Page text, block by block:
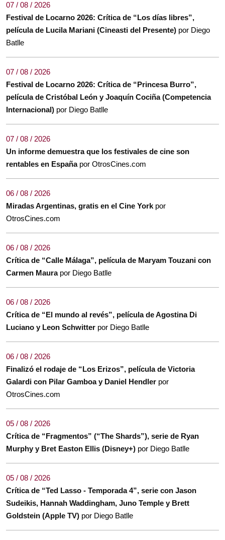
07 / 08 / 2026
Festival de Locarno 2026: Crítica de “Los días libres”,
película de Lucila Mariani (Cineasti del Presente) por Diego
Batlle
07 / 08 / 2026
Festival de Locarno 2026: Crítica de “Princesa Burro”,
película de Cristóbal León y Joaquín Cociña (Competencia
Internacional) por Diego Batlle
07 / 08 / 2026
Un informe demuestra que los festivales de cine son
rentables en España por OtrosCines.com
06 / 08 / 2026
Miradas Argentinas, gratis en el Cine York por
OtrosCines.com
06 / 08 / 2026
Crítica de “Calle Málaga”, película de Maryam Touzani con
Carmen Maura por Diego Batlle
06 / 08 / 2026
Crítica de “El mundo al revés”, película de Agostina Di
Luciano y Leon Schwitter por Diego Batlle
06 / 08 / 2026
Finalizó el rodaje de “Los Erizos”, película de Victoria
Galardi con Pilar Gamboa y Daniel Hendler por
OtrosCines.com
05 / 08 / 2026
Crítica de “Fragmentos” (“The Shards”), serie de Ryan
Murphy y Bret Easton Ellis (Disney+) por Diego Batlle
05 / 08 / 2026
Crítica de “Ted Lasso - Temporada 4”, serie con Jason
Sudeikis, Hannah Waddingham, Juno Temple y Brett
Goldstein (Apple TV) por Diego Batlle